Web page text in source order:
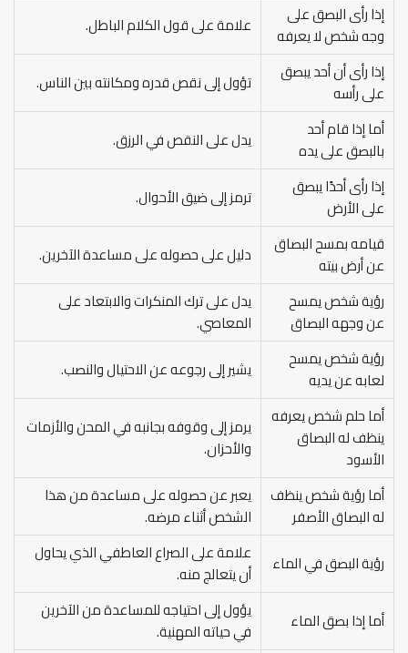
إذا رأى البصق على
وجه شخص لا يعرفه
علامة على قول الكلام الباطل.
إذا رأى أن أحد يبصق
على رأسه
تؤول إلى نقص قدره ومكانته بين الناس.
أما إذا قام أحد
بالبصق على يده
يدل على النقص في الرزق.
إذا رأى أحدًا يبصق
على الأرض
ترمز إلى ضيق الأحوال.
قيامه بمسح البصاق
عن أرض بيته
دليل على حصوله على مساعدة الآخرين.
رؤية شخص يمسح
عن وجهه البصاق
يدل على ترك المنكرات والابتعاد على
المعاصي.
رؤية شخص يمسح
لعابه عن يديه
يشير إلى رجوعه عن الاحتيال والنصب.
أما حلم شخص يعرفه
ينظف له البصاق
الأسود
يرمز إلى وقوفه بجانبه في المحن والأزمات
والأحزان.
أما رؤية شخص ينظف
له البصاق الأصفر
يعبر عن حصوله على مساعدة من هذا
الشخص أثناء مرضه.
رؤية البصق في الماء
علامة على الصراع العاطفي الذي يحاول
أن يتعالج منه.
أما إذا بصق الماء
يؤول إلى احتياجه للمساعدة من الآخرين
في حياته المهنية.